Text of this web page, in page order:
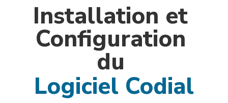
Installation et
Configuration
du
Logiciel Codial